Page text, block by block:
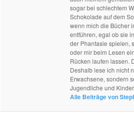
sogar bei schlechtem
Schokolade auf dem
wenn mich die Bücher
entführen, egal ob sie
der Phantasie spielen,
oder mir beim Lesen
Rücken laufen lassen.
Deshalb lese ich nicht
Erwachsene, sondern
Jugendliche und Kinder.
Alle Beiträge von